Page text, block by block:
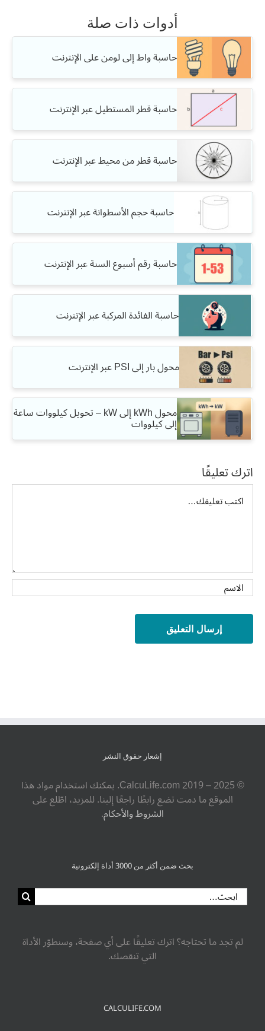
أدوات ذات صلة
حاسبة واط إلى لومن على الإنترنت
حاسبة قطر المستطيل عبر الإنترنت
حاسبة قطر من محيط عبر الإنترنت
حاسبة حجم الأسطوانة عبر الإنترنت
حاسبة رقم أسبوع السنة عبر الإنترنت
حاسبة الفائدة المركبة عبر الإنترنت
محول بار إلى PSI عبر الإنترنت
محول kWh إلى kW – تحويل كيلووات ساعة
إلى كيلووات
اترك تعليقًا
تعليق
إشعار حقوق النشر
© ‎CalcuLife.com‎ 2019 – 2025. يمكنك استخدام مواد هذا
الموقع ما دمت تضع رابطًا راجعًا إلينا. للمزيد، اطّلع على
الشروط والأحكام.
بحث ضمن أكثر من 3000 أداة إلكترونية
البحث
عن:
لم تجد ما تحتاجه؟ اترك تعليقًا على أي صفحة، وسنطوّر الأداة
التي تنقصك.
CALCULIFE.COM